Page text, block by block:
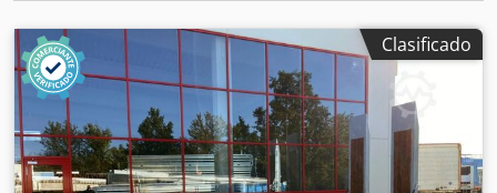
Más datos en: !, More Details: ! Cjdszrql Sjpfx AdrsrfClasificado